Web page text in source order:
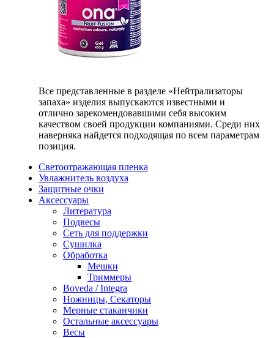
Все представленные в разделе «Нейтрализаторы
запаха» изделия выпускаются известными и
отлично зарекомендовавшими себя высоким
качеством своей продукции компаниями. Среди них
наверняка найдется подходящая по всем параметрам
позиция.
Светоотражающая пленка
Увлажнитель воздуха
Защитные очки
Аксессуары
Литература
Подвесы
Сеть для поддержки
Сушилка
Обработка
Мешки
Триммеры
Boveda / Integra
Ножницы, Секаторы
Мерные стаканчики
Остальные аксессуары
Весы